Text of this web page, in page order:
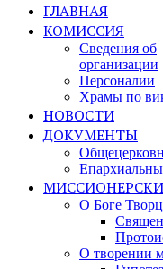
ГЛАВНАЯ
КОМИССИЯ
Сведения об
организации
Персоналии
Храмы по
НОВОСТИ
ДОКУМЕНТЫ
О Боге
О творении